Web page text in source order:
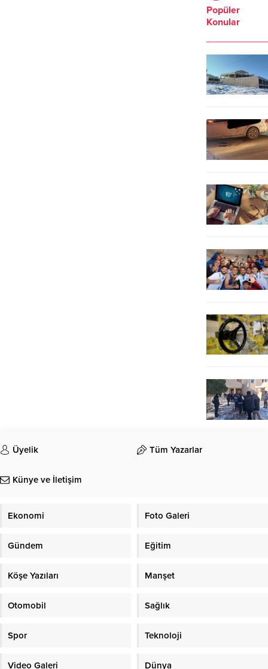
Popüler
Konular
Üyelik Tüm Yazarlar
Künye ve İletişim
Ekonomi Foto Galeri
Gündem Eğitim
Köşe Yazıları Manşet
Otomobil Sağlık
Spor Teknoloji
Video Galeri Dünya